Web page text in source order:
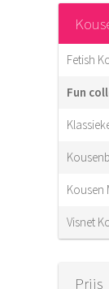
Fetish
Fun
Kousen
Visnet
Prijs